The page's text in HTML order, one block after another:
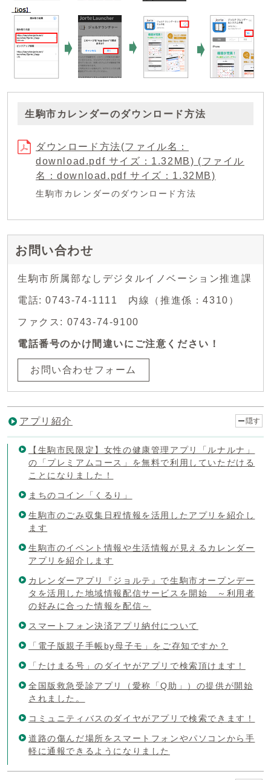
生駒市カレンダーのダウンロード方法
ダウンロード方法(ファイル名：
download.pdf サイズ：1.32MB) (ファイル
名：download.pdf サイズ：1.32MB)
生駒市カレンダーのダウンロード方法
お問い合わせ
生駒市所属部なしデジタルイノベーション推進課
電話: 0743-74-1111 内線（推進係：4310）
ファクス: 0743-74-9100
電話番号のかけ間違いにご注意ください！
お問い合わせフォーム
アプリ紹介 隠す
【生駒市民限定】女性の健康管理アプリ「ルナルナ」
の「プレミアムコース」を無料で利用していただける
ことになりました！
まちのコイン「くるり」
生駒市のごみ収集日程情報を活用したアプリを紹介し
ます
生駒市のイベント情報や生活情報が見えるカレンダー
アプリを紹介します
カレンダーアプリ『ジョルテ』で生駒市オープンデー
タを活用した地域情報配信サービスを開始 ～利用者
の好みに合った情報を配信～
スマートフォン決済アプリ納付について
「電子版親子手帳by母子モ」をご存知ですか？
「たけまる号」のダイヤがアプリで検索頂けます！
全国版救急受診アプリ（愛称「Q助」）の提供が開始
されました。
コミュニティバスのダイヤがアプリで検索できます！
道路の傷んだ場所をスマートフォンやパソコンから手
軽に通報できるようになりました